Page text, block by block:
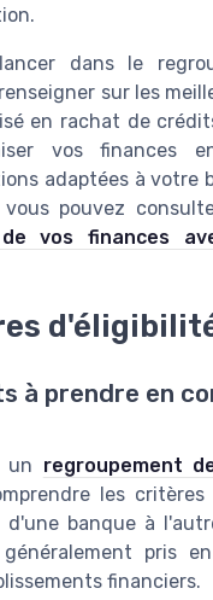
dans le
sur les
en rachat de
vos finances
adaptées à votre
pouvez
vos finances
à prendre en
un regroupement
les critères
banque à
pris
financiers.